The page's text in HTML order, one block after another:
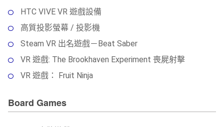
HTC VIVE VR 遊戲設備
高質投影螢幕 / 投影機
Steam VR 出名遊戲－Beat Saber
VR 遊戲: The Brookhaven Experiment 喪屍射擊
VR 遊戲： Fruit Ninja
Board Games